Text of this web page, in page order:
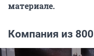
материале.
Компания из